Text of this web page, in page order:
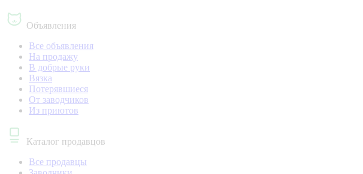
Объявления
Все объявления
На продажу
В добрые руки
Вязка
Потерявшиеся
От заводчиков
Из приютов
Каталог продавцов
Все продавцы